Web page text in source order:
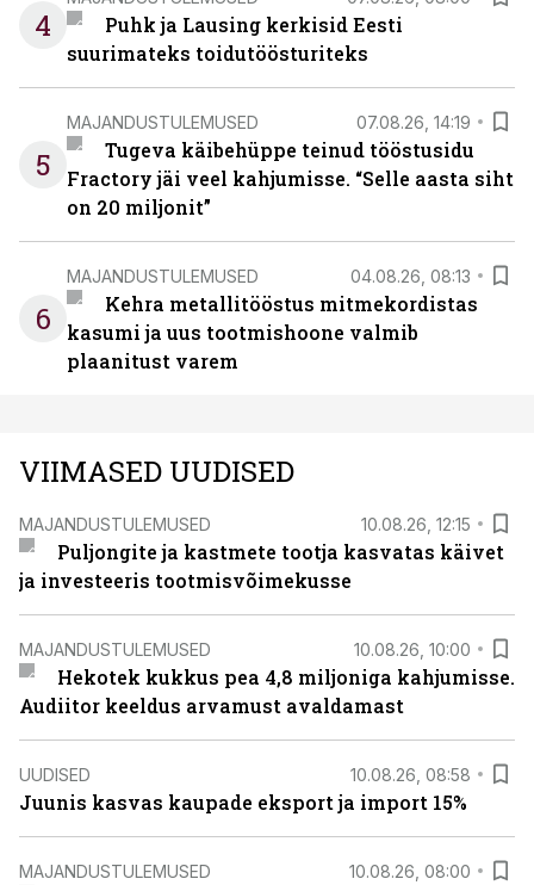
4
Puhk ja Lausing kerkisid Eesti
suurimateks toidutöösturiteks
5
MAJANDUSTULEMUSED 07.08.26, 14:19
Tugeva käibehüppe teinud tööstusidu
Fractory jäi veel kahjumisse. “Selle aasta siht
on 20 miljonit”
6
MAJANDUSTULEMUSED 04.08.26, 08:13
Kehra metallitööstus mitmekordistas
kasumi ja uus tootmishoone valmib
plaanitust varem
VIIMASED UUDISED
MAJANDUSTULEMUSED 10.08.26, 12:15
Puljongite ja kastmete tootja kasvatas käivet
ja investeeris tootmisvõimekusse
MAJANDUSTULEMUSED 10.08.26, 10:00
Hekotek kukkus pea 4,8 miljoniga kahjumisse.
Audiitor keeldus arvamust avaldamast
UUDISED 10.08.26, 08:58
Juunis kasvas kaupade eksport ja import 15%
MAJANDUSTULEMUSED 10.08.26, 08:00